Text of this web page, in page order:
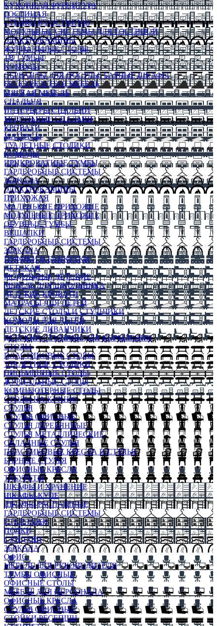
КУХОННАЯ ФУРНИТУРА
ГОСТИНАЯ
СТЕНКИ В ГОСТИНУЮ
МОДУЛЬНЫЕ СИСТЕМЫ ДЛЯ ГОСТИНОЙ
ЭЛЕКТРОКАМИНЫ
ЖУРНАЛЬНЫЕ СТОЛЫ
ТВ ТУМБЫ
КОМОДЫ
СЕРВАНТЫ ДЛЯ ПОСУДЫ, БАРНЫЕ ШКАФЫ
БЕСКАРКАСНАЯ МЕБЕЛЬ
МЯГКАЯ МЕБЕЛЬ
СПАЛЬНЯ
ИНТЕРЬЕРЫ СПАЛЬНИ
МОДУЛЬНЫЕ СПАЛЬНИ
КРОВАТИ
МАТРАСЫ
ТУАЛЕТНЫЕ СТОЛИКИ
КОМОДЫ
ПРИКРОВАТНЫЕ ТУМБЫ
ГАРДЕРОБНЫЕ СИСТЕМЫ
ЗЕРКАЛА
ЭЛЕКТРОКАМИНЫ
ПРИХОЖАЯ
МАЛЕНЬКИЕ ПРИХОЖИЕ
МОДУЛЬНЫЕ ПРИХОЖИЕ
ОБУВНЫЕ ТУМБЫ
ВЕШАЛКИ
ГАРДЕРОБНЫЕ СИСТЕМЫ
ЗЕРКАЛА
ПУФИКИ И БАНКЕТКИ
ДЕТСКАЯ
МОДУЛЬНЫЕ ДЕТСКИЕ
МЕБЕЛЬ ДЛЯ ШКОЛЬНИКА
ДЕТСКИЕ КРОВАТИ
МАТРАСЫ ДЛЯ ДЕТЕЙ
ДЕТСКИЕ СТОЛЫ И СТУЛЬЧИКИ
КОМОДЫ ДЛЯ ДЕТЕЙ
ДЕТСКИЕ ДИВАНЧИКИ
ДЕТСКИЙ СТУЛЬЧИК ДЛЯ КОРМЛЕНИЯ
СТОЛЫ
ПЛАСТИКОВЫЕ СТОЛЫ
ТУАЛЕТНЫЕ СТОЛИКИ
ПИСЬМЕННЫЕ СТОЛЫ
ЖУРНАЛЬНЫЕ СТОЛЫ
КОМПЬЮТЕРНЫЕ СТОЛЫ
СТОЛЫ НА КУХНЮ
СТУЛЬЯ
СТУЛЬЯ ОФИСНЫЕ
СТУЛЬЯ ДЕРЕВЯННЫЕ
СТУЛЬЯ МЕТАЛЛИЧЕСКИЕ
СКЛАДНЫЕ СТУЛЬЯ
ПЛАСТИКОВЫЕ КРЕСЛА И СТУЛЬЯ
БАРНЫЕ СТУЛЬЯ
ОФИСНЫЕ КРЕСЛА
ТАБУРЕТЫ
ШКАФЫ И ХРАНЕНИЕ
ШКАФЫ-КУПЕ
ШКАФЫ-РАСПАШНЫЕ
ГАРДЕРОБНЫЕ СИСТЕМЫ
СТЕЛЛАЖИ
ПОЛКИ
СУНДУКИ
ЗЕРКАЛА
ОФИС
МЕБЕЛЬ ДЛЯ РУКОВОДИТЕЛЯ
ТУМБЫ ОФИСНЫЕ
ОФИСНЫЕ СТОЛЫ
МЕБЕЛЬ ДЛЯ ПЕРСОНАЛА
ОФИСНЫЕ КРЕСЛА
СТУЛЬЯ ОФИСНЫЕ
СТОЙКИ РЕСЕПШН